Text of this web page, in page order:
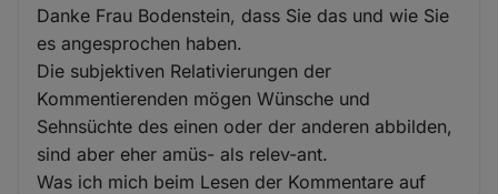
Danke Frau Bodenstein, dass Sie das und wie Sie
es angesprochen haben.
Die subjektiven Relativierungen der
Kommentierenden mögen Wünsche und
Sehnsüchte des einen oder der anderen abbilden,
sind aber eher amüs- als relev-ant.
Was ich mich beim Lesen der Kommentare auf